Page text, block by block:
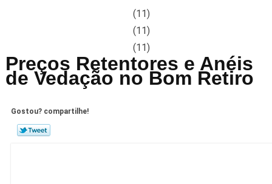
(11)
(11)
(11)
Preços Retentores e Anéis
de Vedação no Bom Retiro
Gostou? compartilhe!